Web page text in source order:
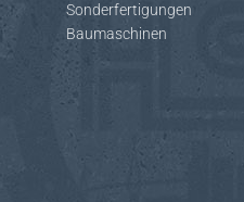
Sonderfertigungen
Baumaschinen